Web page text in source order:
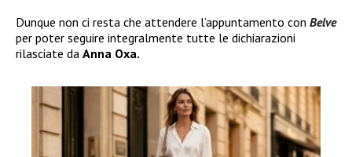
Dunque non ci resta che attendere l’appuntamento con Belve
per poter seguire integralmente tutte le dichiarazioni
rilasciate da Anna Oxa.